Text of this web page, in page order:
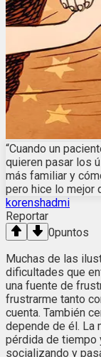
“Cuando un
quieren pasar los
más familiar y
pero hice lo mejor
korenshadmi
Reportar
0puntos
Muchas de las
dificultades que
una fuente de
frustrarme tanto
cuenta. También
depende de él. La
pérdida de tiempo
socializando y